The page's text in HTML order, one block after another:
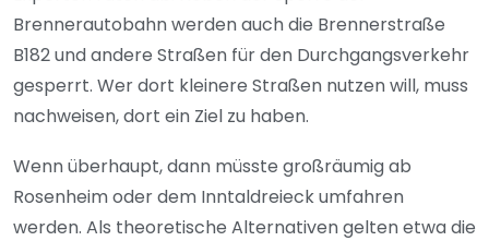
Brennerautobahn werden auch die Brennerstraße
B182 und andere Straßen für den Durchgangsverkehr
gesperrt. Wer dort kleinere Straßen nutzen will, muss
nachweisen, dort ein Ziel zu haben.
Wenn überhaupt, dann müsste großräumig ab
Rosenheim oder dem Inntaldreieck umfahren
werden. Als theoretische Alternativen gelten etwa die